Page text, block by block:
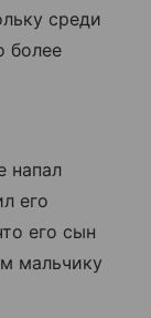
среди
более
напал
его
его сын
мальчику